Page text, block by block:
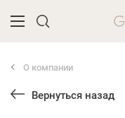
Введите
О компании
Вернуться назад